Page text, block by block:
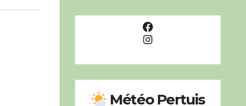
Facebook
Instagram
Météo Pertuis